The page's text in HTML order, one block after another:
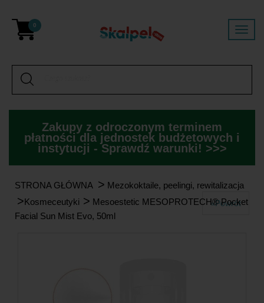
0
Zakupy z odroczonym terminem
płatności dla jednostek budżetowych i
instytucji - Sprawdź warunki! >>>
STRONA GŁÓWNA > Mezokoktaile, peelingi, rewitalizacja
>Kosmeceutyki > Mesoestetic MESOPROTECH® Pocket
Facial Sun Mist Evo, 50ml
«Powrót